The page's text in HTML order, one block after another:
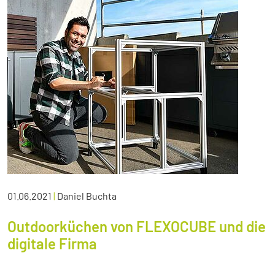
01.06.2021 | Daniel Buchta
Outdoorküchen von FLEXOCUBE und die
digitale Firma